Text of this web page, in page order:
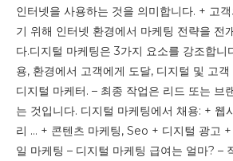
인터넷을 사용하는 것을 의미합니다. + 고
기 위해 인터넷 환경에서 마케팅 전략을 전
다.디지털 마케팅은 3가지 요소를 강조합니
용, 환경에서 고객에게 도달, 디지털 및 고
디지털 마케터. – 최종 작업은 리드 또는 브
는 것입니다. 디지털 마케팅에서 채용: + 웹
리 … + 콘텐츠 마케팅, Seo + 디지털 광고
일 마케팅 – 디지털 마케팅 급여는 얼마? –